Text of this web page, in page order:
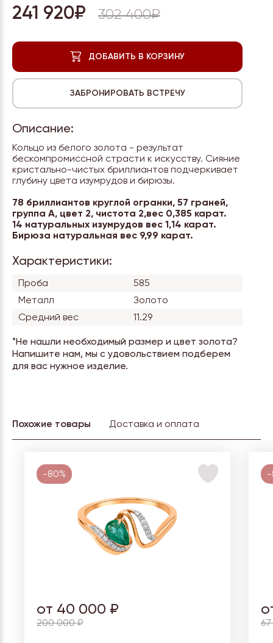
241 920₽ 302 400₽
Описание:
Кольцо из белого золота - результат
бескомпромиссной страсти к искусству. Сияние
кристально-чистых бриллиантов подчеркивает
глубину цвета изумрудов и бирюзы.
78 бриллиантов круглой огранки, 57 граней,
группа А, цвет 2, чистота 2,вес 0,385 карат.
14 натуральных изумрудов вес 1,14 карат.
Бирюза натуральная вес 9,99 карат.
Характеристики:
Проба
585
Металл
Золото
Средний вес
11.29
*Не нашли необходимый размер и цвет золота?
Напишите нам, мы с удовольствием подберем
для вас нужное изделие.
Похожие товары Доставка и оплата
-80%
от 40 000 ₽
200 000 ₽
-